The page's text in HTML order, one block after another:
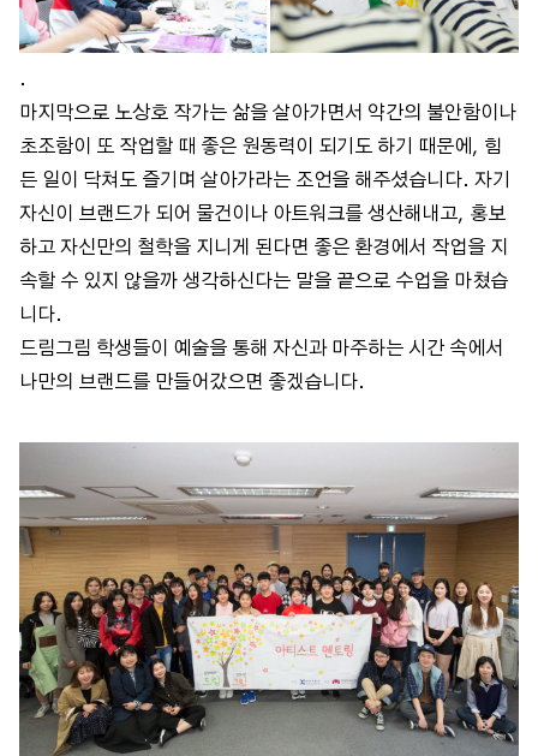
.
마지막으로 노상호 작가는 삶을 살아가면서 약간의 불안함이나
초조함이 또 작업할 때 좋은 원동력이 되기도 하기 때문에, 힘
든 일이 닥쳐도 즐기며 살아가라는 조언을 해주셨습니다. 자기
자신이 브랜드가 되어 물건이나 아트워크를 생산해내고, 홍보
하고 자신만의 철학을 지니게 된다면 좋은 환경에서 작업을 지
속할 수 있지 않을까 생각하신다는 말을 끝으로 수업을 마쳤습
니다.
드림그림 학생들이 예술을 통해 자신과 마주하는 시간 속에서
나만의 브랜드를 만들어갔으면 좋겠습니다.